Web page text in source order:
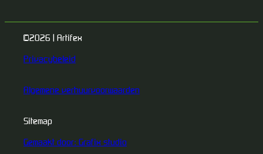
©2026 | Artifex
Privacybeleid
Algemene verhuurvoorwaarden
Sitemap
Gemaakt door: Grafix studio